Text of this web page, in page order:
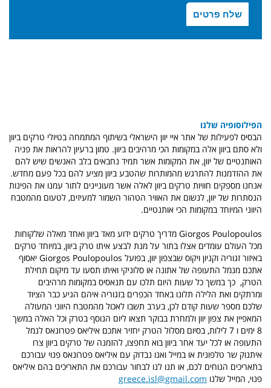
הפילוסופיה שלנו
הבסיס לפעילות של אתר איי יוון הישראלי בשיתוף המתמחה בטיולי טרקים ביוון
ולא סתם ביוון אלה במקומות הכי מרהיבים ביוון. טמון ברעיון להראות את פניה
האותנטיים של יוון, את המקומות אשר תמיד נחבאים בלב האנשים שיש להם
את ההזדמנות להתרגש מהמותרות שהטבע ביוון מציע להם בכל פעם מחדש.
אנחנו מספקים חוויות טרקים ביוון לאלה אשר מעוניינים לתור עמנו את הפינות
הנסתרות של יוון, לנשום את האוויר הטהור השמור למעיזים, לטעום מהמטבח
היווני המיוחד במקומות הכי אותנטיים.
Giorgos Poulopoulos מדריך טרקים ידוע מאד ביוון ואחד מאלה שלקוחות
מכל העולם עומדים אצלו בתור על מנת לבצע איתו טרק ביוון, במיוחד טרקים
באיזור זגוריה וקניון ויקוס שבצפון יוון, בפועל Giorgos Poulopoulos יאסוף
אתכם מנמל התעופה של אתונה או סלוניקי ואיתו תסעו עד מיקום תחילת
הטרק, כך במשך כל שעות היום תלכו עם תנאסיס במקומות מרהיבים
ומרתקים ואת הלילה תלונו באחד הכפרים בזגוריה איהם הגיע כבר הציוד
שלכם מספר שעות קודם לכן, בערב תשבו לאכול מהמטבח היווני המעולה
המאפיין את צפון יוון ולמחרת בבוקר תצאו ליום הנוסף בטרק וכל האלה במשך
8 ימים ו 7 לילות, בסיום מסלול הטרק יחזיר אתכם איליאס פטרונאס לנמל
התעופה או לכל יעד אחר ביוון בוא תחפצו, להזמנה של טרקים ביוון צרו
איתנוק שר טלפונית או במייל ואנו נבדוק עם איליאס פטרונאס פנוי עבורכם
בתאריכים הנוחים לכם, או תנו לנו לבחור עבורכם את התאריכים בהם איליאס
פנוי, המייל שלנו greece.isl@gmail.com